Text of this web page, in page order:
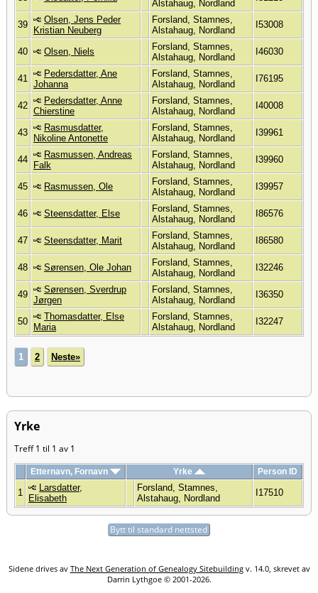
Alstahaug, Nordland
39
Olsen, Jens Peder
Kristian Neuberg
Forsland, Stamnes,
Alstahaug, Nordland
I53008
40 Olsen, Niels
Forsland, Stamnes,
Alstahaug, Nordland
I46030
41
Pedersdatter, Ane
Johanna
Forsland, Stamnes,
Alstahaug, Nordland
I76195
42
Pedersdatter, Anne
Chierstine
Forsland, Stamnes,
Alstahaug, Nordland
I40008
43
Rasmusdatter,
Nikoline Antonette
Forsland, Stamnes,
Alstahaug, Nordland
I39961
44
Rasmussen, Andreas
Falk
Forsland, Stamnes,
Alstahaug, Nordland
I39960
45 Rasmussen, Ole
Forsland, Stamnes,
Alstahaug, Nordland
I39957
46 Steensdatter, Else
Forsland, Stamnes,
Alstahaug, Nordland
I86576
47 Steensdatter, Marit
Forsland, Stamnes,
Alstahaug, Nordland
I86580
48 Sørensen, Ole Johan
Forsland, Stamnes,
Alstahaug, Nordland
I32246
49
Sørensen, Sverdrup
Jørgen
Forsland, Stamnes,
Alstahaug, Nordland
I36350
50
Thomasdatter, Else
Maria
Forsland, Stamnes,
Alstahaug, Nordland
I32247
1 2 Neste»
Yrke
Treff 1 til 1 av 1
Etternavn, Fornavn Yrke Person ID
1
Larsdatter,
Elisabeth
Forsland, Stamnes,
Alstahaug, Nordland
I17510
Bytt til standard nettsted
Sidene drives av The Next Generation of Genealogy Sitebuildingv. 14.0, skrevet av
Darrin Lythgoe © 2001-2026.